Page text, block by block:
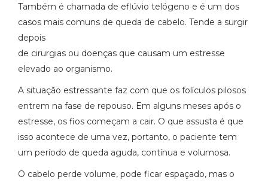
Também é chamada de eflúvio telógeno e é um dos
casos mais comuns de queda de cabelo. Tende a surgir
depois
de cirurgias ou doenças que causam um estresse
elevado ao organismo.
A situação estressante faz com que os folículos pilosos
entrem na fase de repouso. Em alguns meses após o
estresse, os fios começam a cair. O que assusta é que
isso acontece de uma vez, portanto, o paciente tem
um período de queda aguda, contínua e volumosa.
O cabelo perde volume, pode ficar espaçado, mas o